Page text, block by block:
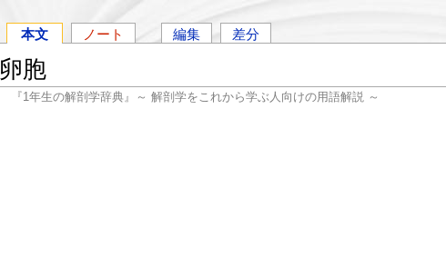
本文 ノート 編集 差分
卵胞
『1年生の解剖学辞典』～ 解剖学をこれから学ぶ人向けの用語解説 ～